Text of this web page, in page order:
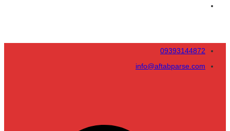
09393144872
info@aftabparse.com